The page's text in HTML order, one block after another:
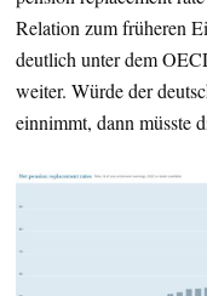
Relation zum früheren
deutlich unter dem
weiter. Würde der
einnimmt, dann müsste